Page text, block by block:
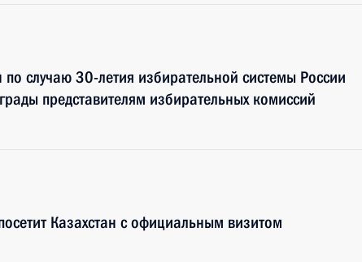
случаю 30-летия избирательной системы России
представителям избирательных комиссий
Казахстан с официальным визитом